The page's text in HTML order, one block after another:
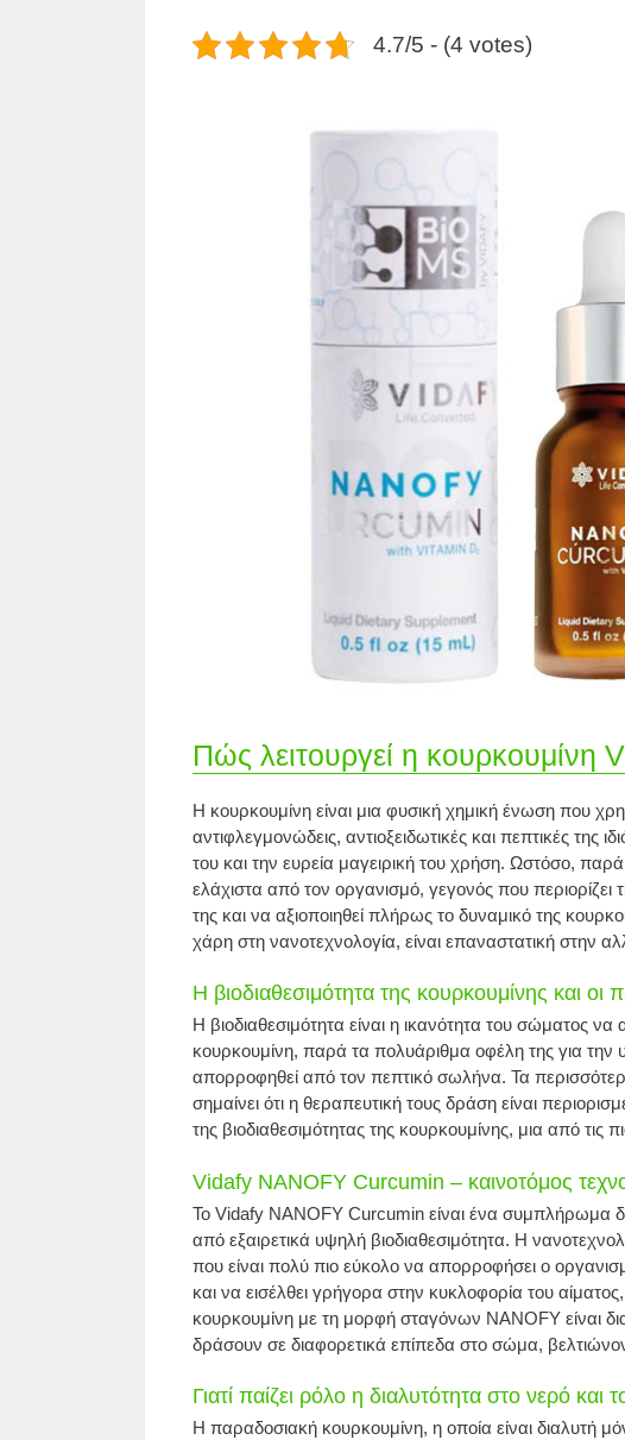
4.7/5 - (4 votes)
Πώς λειτουργεί η κουρκουμίνη
Η κουρκουμίνη είναι μια φυσική χημική ένωση που
αντιφλεγμονώδεις, αντιοξειδωτικές και πεπτικές της
του και την ευρεία μαγειρική του χρήση. Ωστόσο,
ελάχιστα από τον οργανισμό, γεγονός που
της και να αξιοποιηθεί πλήρως το δυναμικό της
χάρη στη νανοτεχνολογία, είναι επαναστατική στην
Η βιοδιαθεσιμότητα της κουρκουμίνης και
Η βιοδιαθεσιμότητα είναι η ικανότητα του σώματος
κουρκουμίνη, παρά τα πολυάριθμα οφέλη της για την
απορροφηθεί από τον πεπτικό σωλήνα. Τα
σημαίνει ότι η θεραπευτική τους δράση είναι
της βιοδιαθεσιμότητας της κουρκουμίνης, μια από
Vidafy NANOFY Curcumin – καινοτόμος
Το Vidafy NANOFY Curcumin είναι ένα συμπλήρωμα
από εξαιρετικά υψηλή βιοδιαθεσιμότητα. Η
που είναι πολύ πιο εύκολο να απορροφήσει ο
και να εισέλθει γρήγορα στην κυκλοφορία του
κουρκουμίνη με τη μορφή σταγόνων NANOFY είναι
δράσουν σε διαφορετικά επίπεδα στο σώμα,
Γιατί παίζει ρόλο η διαλυτότητα στο νερό και
Η παραδοσιακή κουρκουμίνη, η οποία είναι διαλυτή